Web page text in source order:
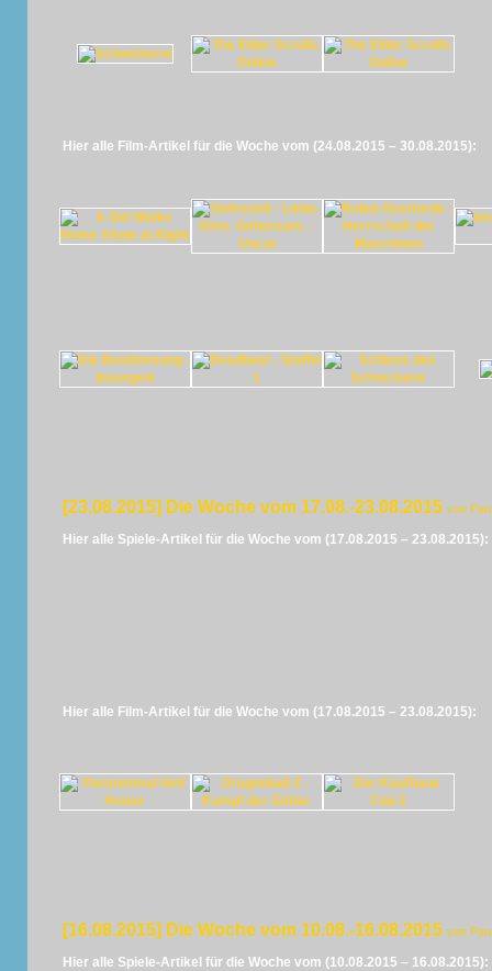
Hier alle Film-Artikel für die Woche vom (24.08.2015 – 30.08.2015):
[23.08.2015] Die Woche vom 17.08.-23.08.2015 von
Hier alle Spiele-Artikel für die Woche vom (17.08.2015 – 23.08.2015):
Hier alle Film-Artikel für die Woche vom (17.08.2015 – 23.08.2015):
[16.08.2015] Die Woche vom 10.08.-16.08.2015 von
Hier alle Spiele-Artikel für die Woche vom (10.08.2015 – 16.08.2015):